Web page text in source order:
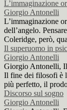
L’immaginazione
Giorgio Antonelli
L’immaginazione
dell’angelo.
Coleridge, però,
Il superuomo in
Giorgio Antonelli
Giorgio Antonelli, Il
Il fine dei filosofi è
più perfetto, il
Discorso sul sogno
Giorgio Antonelli